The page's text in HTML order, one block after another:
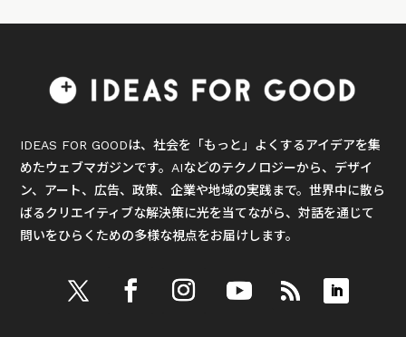
IDEAS FOR GOODは、社会を「もっと」よくするアイデアを集
めたウェブマガジンです。AIなどのテクノロジーから、デザイ
ン、アート、広告、政策、企業や地域の実践まで。世界中に散ら
ばるクリエイティブな解決策に光を当てながら、対話を通じて
問いをひらくための多様な視点をお届けします。